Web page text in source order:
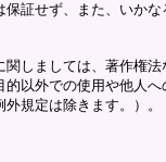
証せず、また、いかな
しましては、著作権法
的以外での使用や他人へ
規定は除きます。）。